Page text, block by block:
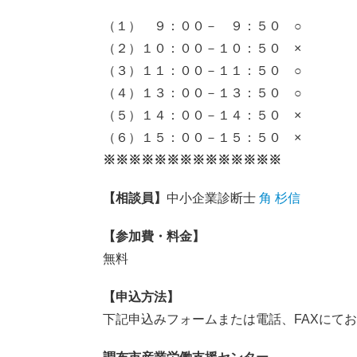
（１） ９：００－ ９：５０ ○
（２）１０：００－１０：５０ ×
（３）１１：００－１１：５０ ○
（４）１３：００－１３：５０ ○
（５）１４：００－１４：５０ ×
（６）１５：００－１５：５０ ×
※※※※※※※※※※※※※※
【相談員】 中小企業診断士 角 杉信
【参加費・料金】
無料
【申込方法】
下記申込みフォームまたは電話、FAXにてお